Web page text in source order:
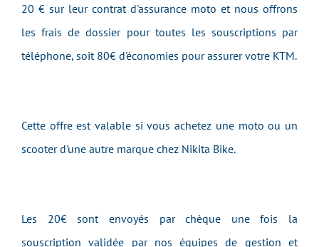
20 € sur leur contrat d'assurance moto et nous offrons
les frais de dossier pour toutes les souscriptions par
téléphone, soit 80€ d'économies pour assurer votre KTM.
Cette offre est valable si vous achetez une moto ou un
scooter d'une autre marque chez Nikita Bike.
Les 20€ sont envoyés par chèque une fois la
souscription validée par nos équipes de gestion et